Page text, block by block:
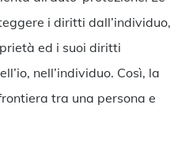
i diritti dall’individuo,
ed i suoi diritti
nell’individuo. Così, la
tra una persona e